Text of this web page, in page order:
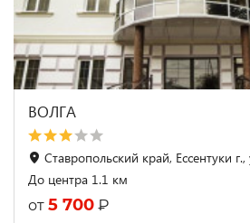
ВОЛГА
Ставропольский край, Ессентуки
До центра 1.1 км
от 5 700 ₽